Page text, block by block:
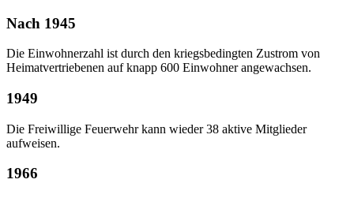
Nach 1945
Die Einwohnerzahl ist durch den kriegsbedingten Zustrom von
Heimatvertriebenen auf knapp 600 Einwohner angewachsen.
1949
Die Freiwillige Feuerwehr kann wieder 38 aktive Mitglieder
aufweisen.
1966